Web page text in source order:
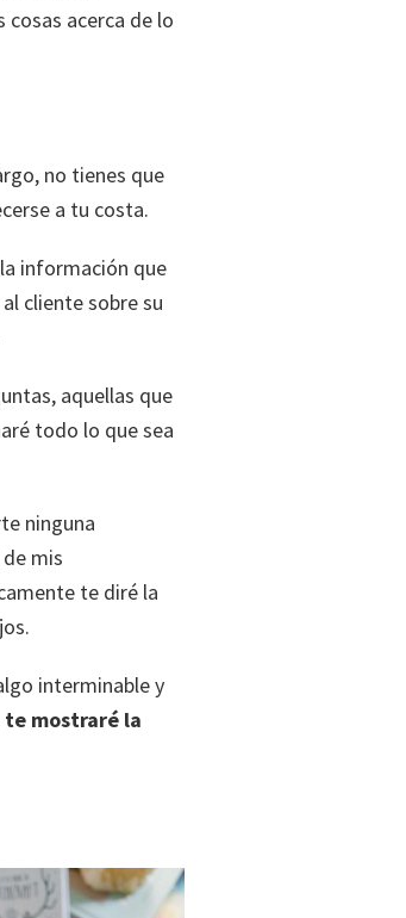
cosas acerca de lo
no tienes que
a tu costa.
información que
al cliente sobre su
aquellas que
todo lo que sea
ninguna
mis
te diré la
interminable y
te mostraré la